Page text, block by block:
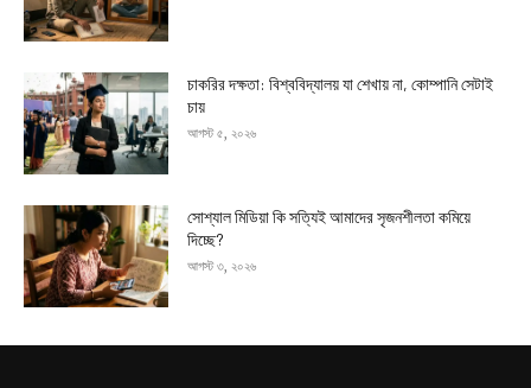
চাকরির দক্ষতা: বিশ্ববিদ্যালয় যা শেখায় না, কোম্পানি সেটাই
চায়
আগস্ট ৫, ২০২৬
সোশ্যাল মিডিয়া কি সত্যিই আমাদের সৃজনশীলতা কমিয়ে
দিচ্ছে?
আগস্ট ৩, ২০২৬